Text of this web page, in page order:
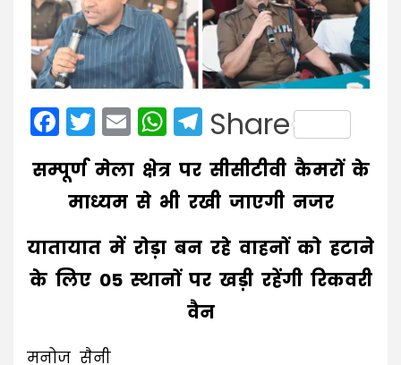
Facebook
Twitter
EmailWhatsApp
Telegram
Share
सम्पूर्ण मेला क्षेत्र पर सीसीटीवी कैमरों के
माध्यम से भी रखी जाएगी नजर
यातायात में रोड़ा बन रहे वाहनों को हटाने
के लिए 05 स्थानों पर खड़ी रहेंगी रिकवरी
वैन
मनोज सैनी